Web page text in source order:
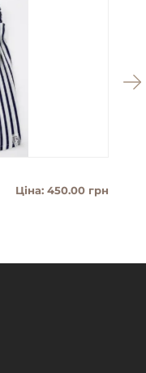
Ціна: 450.00 грн